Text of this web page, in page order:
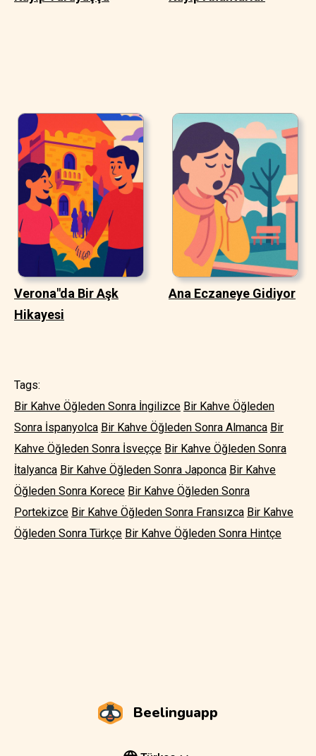
Verona"da Bir Aşk
Hikayesi
Ana Eczaneye Gidiyor
Tags:
Bir Kahve Öğleden Sonra İngilizce Bir Kahve Öğleden
Sonra İspanyolca Bir Kahve Öğleden Sonra Almanca Bir
Kahve Öğleden Sonra İsveççe Bir Kahve Öğleden Sonra
İtalyanca Bir Kahve Öğleden Sonra Japonca Bir Kahve
Öğleden Sonra Korece Bir Kahve Öğleden Sonra
Portekizce Bir Kahve Öğleden Sonra Fransızca Bir Kahve
Öğleden Sonra Türkçe Bir Kahve Öğleden Sonra Hintçe
Beelinguapp